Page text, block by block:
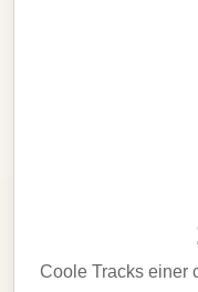
Coole Tracks einer